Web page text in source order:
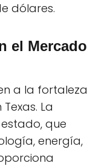
dólares.
el Mercado
a la fortaleza
La
que
energía,